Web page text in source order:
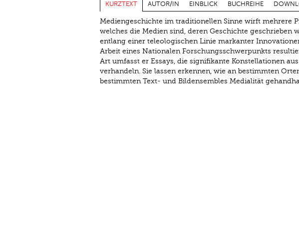
KURZTEXT AUTOR/IN EINBLICK BUCHREIHE
Mediengeschichte im traditionellen Sinne wirft mehrere
welches die Medien sind, deren Geschichte geschrieben
entlang einer teleologischen Linie markanter
Arbeit eines Nationalen Forschungsschwerpunkts
Art umfasst er Essays, die signifikante Konstellationen
verhandeln. Sie lassen erkennen, wie an bestimmten
bestimmten Text- und Bildensembles Medialität